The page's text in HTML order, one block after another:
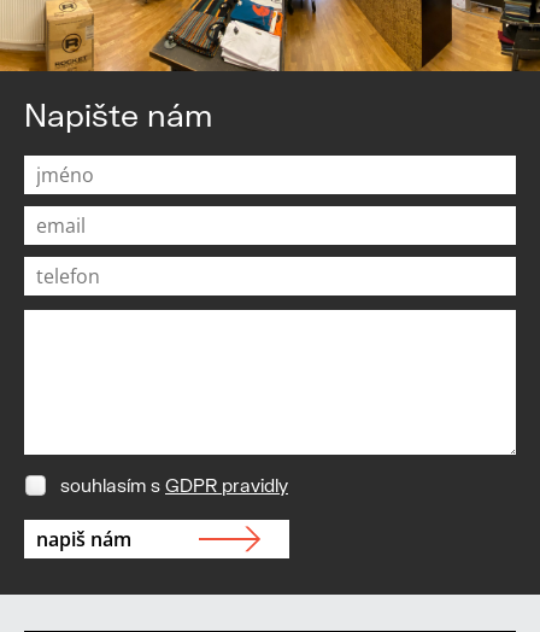
Napište nám
souhlasím s GDPR pravidly